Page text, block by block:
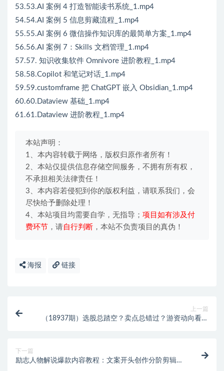
53.53.AI 案例 4 打造智能读书系统_1.mp4
54.54.AI 案例 5 信息剪藏流程_1.mp4
55.55.AI 案例 6 微信操作知识库的最简单方案_1.mp4
56.56.AI 案例 7：Skills 文档管理_1.mp4
57.57. 知识收集软件 Omnivore 进阶教程_1.mp4
58.58.Copilot 和笔记对话_1.mp4
59.59.customframe 把 ChatGPT 嵌入 Obsidian_1.mp4
60.60.Dataview 基础_1.mp4
61.61.Dataview 进阶教程_1.mp4
本站声明：
1、本内容转载于网络，版权归原作者所有！
2、本站仅提供信息存储空间服务，不拥有所有权，
不承担相关法律责任！
3、本内容若侵犯到你的版权利益，请联系我们，会
尽快给予删除处理！
4、本站项目均需要自学，无指导； 项目如有涉及付
费环节 ，请自行判断 ，本站不负责项目的真伪！
海报 链接
上一篇
（18937期）选股总踏空？卖点总错过？游资动向看不
下一篇
励志人物解说爆款内容教程：文案开头创作分阶剪辑教